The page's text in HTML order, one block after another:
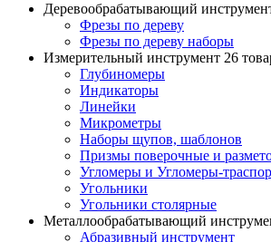
Деревообрабатывающий
Фрезы по дереву
Фрезы по дереву наборы
Измерительный инструмент 26
Глубиномеры
Индикаторы
Линейки
Микрометры
Наборы щупов, шаблонов
Призмы поверочные и
Угломеры и Угломеры-
Угольники
Угольники столярные
Металлообрабатывающий
Абразивный инструмент